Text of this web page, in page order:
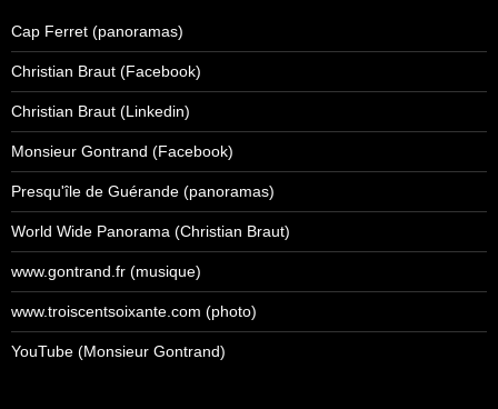
Cap Ferret (panoramas)
Christian Braut (Facebook)
Christian Braut (Linkedin)
Monsieur Gontrand (Facebook)
Presqu'île de Guérande (panoramas)
World Wide Panorama (Christian Braut)
www.gontrand.fr (musique)
www.troiscentsoixante.com (photo)
YouTube (Monsieur Gontrand)